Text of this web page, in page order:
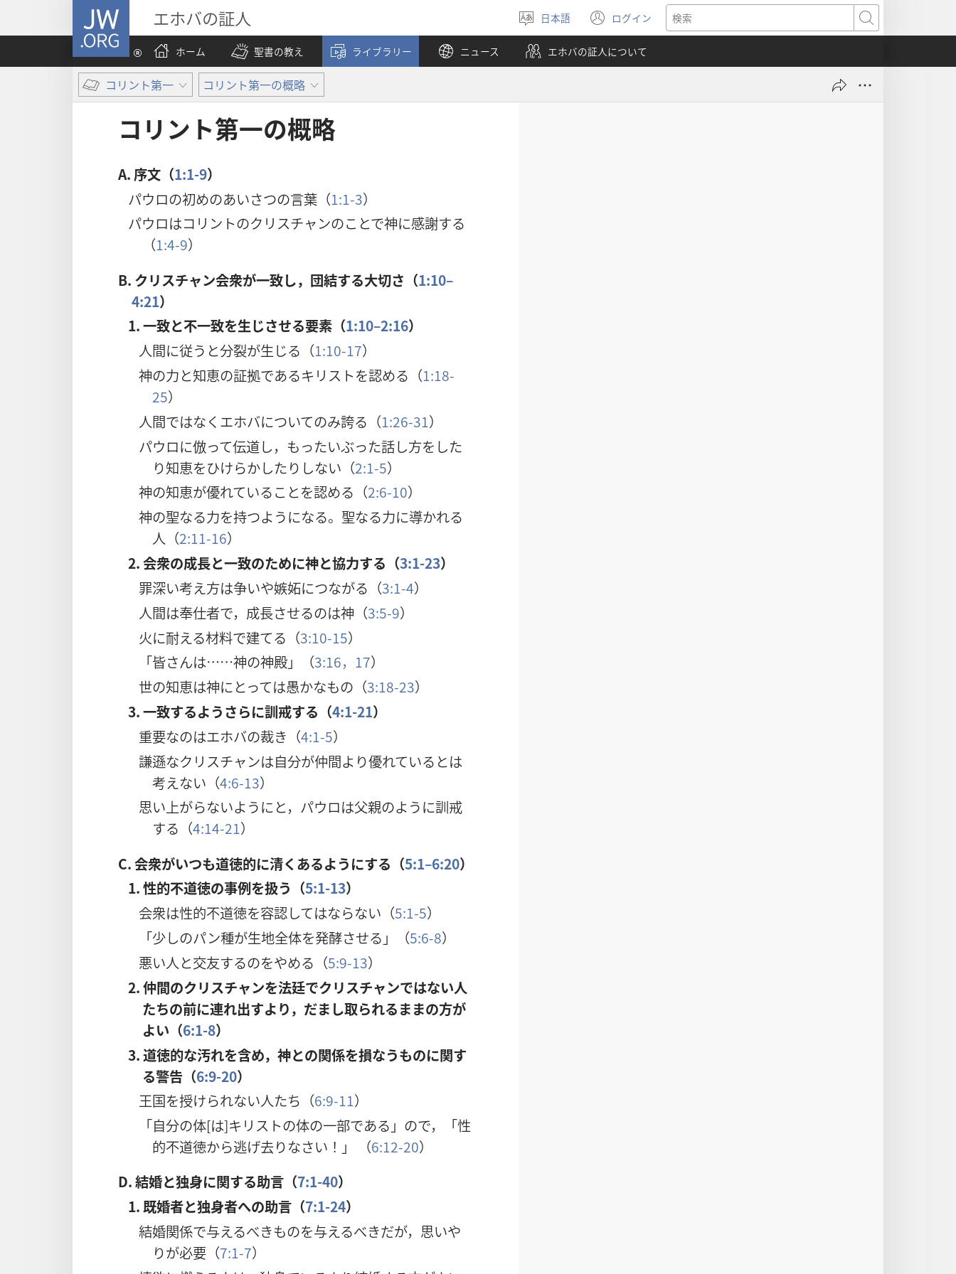
JW.ORG エホバの証人
言
語
を
選
日本語 ログイン
（新
し
い
タ
で
検
索
ホーム
聖書の教え ライブラリー ニュース エホバの証人について
コリント第一 コリント第一の概略
コリント第一の概略
A.序文（1:1-9）
パウロの初めのあいさつの言葉（1:1-3）
パウロはコリントのクリスチャンのことで神に感謝する
（1:4-9）
B. クリスチャン会衆が一致し，団結する大切さ（1:10–
4:21）
1. 一致と不一致を生じさせる要素（1:10–2:16）
人間に従うと分裂が生じる（1:10-17）
神の力と知恵の証拠であるキリストを認める（1:18-
25）
人間ではなくエホバについてのみ誇る（1:26-31）
パウロに倣って伝道し，もったいぶった話し方をした
り知恵をひけらかしたりしない（2:1-5）
神の知恵が優れていることを認める（2:6-10）
神の聖なる力を持つようになる。聖なる力に導かれる
人（2:11-16）
2. 会衆の成長と一致のために神と協力する（3:1-23）
罪深い考え方は争いや嫉妬につながる（3:1-4）
人間は奉仕者で，成長させるのは神（3:5-9）
火に耐える材料で建てる（3:10-15）
「皆さんは……神の神殿」（3:16，17）
世の知恵は神にとっては愚かなもの（3:18-23）
3. 一致するようさらに訓戒する（4:1-21）
重要なのはエホバの裁き（4:1-5）
謙遜なクリスチャンは自分が仲間より優れているとは
考えない（4:6-13）
思い上がらないようにと，パウロは父親のように訓戒
する（4:14-21）
C.会衆がいつも道徳的に清くあるようにする（5:1–6:20）
1. 性的不道徳の事例を扱う（5:1-13）
会衆は性的不道徳を容認してはならない（5:1-5）
「少しのパン種が生地全体を発酵させる」（5:6-8）
悪い人と交友するのをやめる（5:9-13）
2. 仲間のクリスチャンを法廷でクリスチャンではない人
たちの前に連れ出すより，だまし取られるままの方が
よい（6:1-8）
3. 道徳的な汚れを含め，神との関係を損なうものに関す
る警告（6:9-20）
王国を授けられない人たち（6:9-11）
「自分の体[は]キリストの体の一部である」ので，「性
的不道徳から逃げ去りなさい！」 （6:12-20）
D.結婚と独身に関する助言（7:1-40）
1. 既婚者と独身者への助言（7:1-24）
結婚関係で与えるべきものを与えるべきだが，思いや
りが必要（7:1-7）